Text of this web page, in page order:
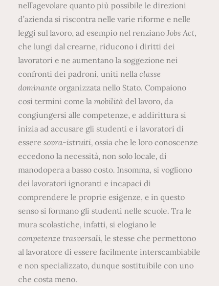
nell’agevolare quanto più possibile le direzioni
d’azienda si riscontra nelle varie riforme e nelle
leggi sul lavoro, ad esempio nel renzianoJobs Act,
che lungi dal crearne, riducono i diritti dei
lavoratori e ne aumentano la soggezione nei
confronti dei padroni, uniti nellaclasse
dominante organizzata nello Stato. Compaiono
così termini come lamobilità del lavoro, da
congiungersi alle competenze, e addirittura si
inizia ad accusare gli studenti e i lavoratori di
esseresovra-istruiti, ossia che le loro conoscenze
eccedono la necessità, non solo locale, di
manodopera a basso costo. Insomma, si vogliono
dei lavoratori ignoranti e incapaci di
comprendere le proprie esigenze, e in questo
senso si formano gli studenti nelle scuole. Tra le
mura scolastiche, infatti, si elogiano le
competenze trasversali, le stesse che permettono
al lavoratore di essere facilmente interscambiabile
e non specializzato, dunque sostituibile con uno
che costa meno.